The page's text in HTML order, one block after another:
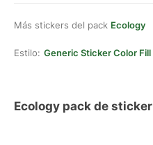
Más stickers del pack Ecology
Estilo: Generic Sticker Color Fill
Ecology pack de sticker